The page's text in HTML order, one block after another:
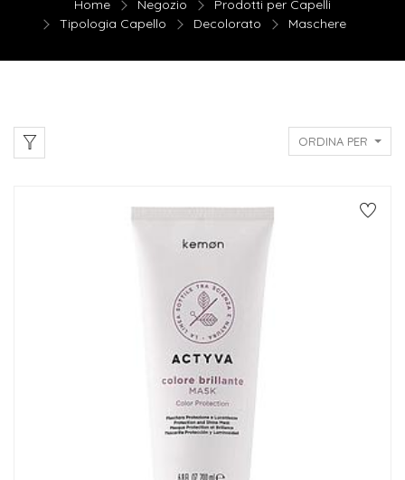
Home Negozio
Prodotti per Capelli
Tipologia Capello
Decolorato Maschere
ORDINA PER